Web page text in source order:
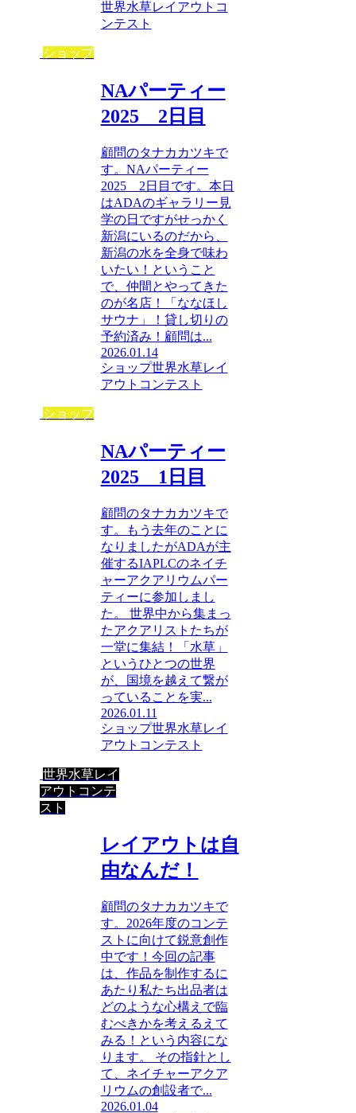
世界水草レイアウトコ
ンテスト
ショップ
NAパーティー
2025 2日目
顧問のタナカカツキで
す。NAパーティー
2025 2日目です。本日
はADAのギャラリー見
学の日ですがせっかく
新潟にいるのだから、
新潟の水を全身で味わ
いたい！ということ
で、仲間とやってきた
のが名店！「ななほし
サウナ」！貸し切りの
予約済み！顧問は...
2026.01.14
ショップ世界水草レイ
アウトコンテスト
ショップ
NAパーティー
2025 1日目
顧問のタナカカツキで
す。もう去年のことに
なりましたがADAが主
催するIAPLCのネイチ
ャーアクアリウムパー
ティーに参加しまし
た。 世界中から集まっ
たアクアリストたちが
一堂に集結！「水草」
というひとつの世界
が、国境を越えて繋が
っていることを実...
2026.01.11
ショップ世界水草レイ
アウトコンテスト
世界水草レイ
アウトコンテ
スト
レイアウトは自
由なんだ！
顧問のタナカカツキで
す。2026年度のコンテ
ストに向けて鋭意創作
中です！今回の記事
は、作品を制作するに
あたり私たち出品者は
どのような心構えで臨
むべきかを考えるえて
みる！という内容にな
ります。 その指針とし
て、ネイチャーアクア
リウムの創設者で...
2026.01.04